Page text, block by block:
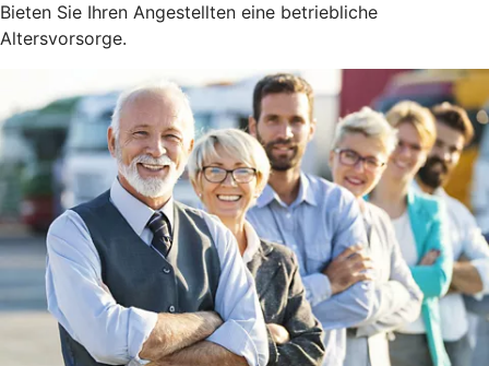
Bieten Sie Ihren Angestellten eine betriebliche
Altersvorsorge.